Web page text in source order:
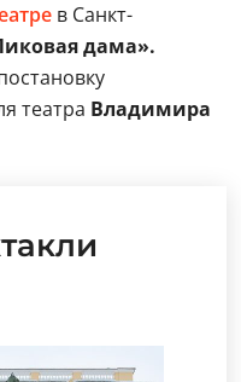
в Санкт-
дама».
театра Владимира